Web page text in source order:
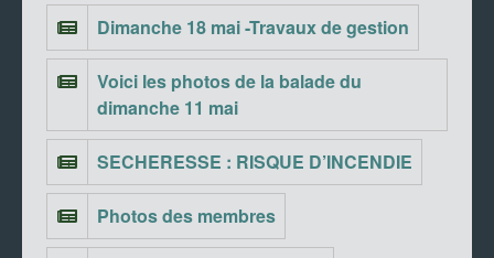
Dimanche 18 mai -Travaux de gestion
Voici les photos de la balade du
dimanche 11 mai
SECHERESSE : RISQUE D’INCENDIE
Photos des membres